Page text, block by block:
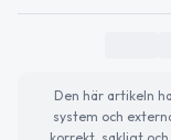
Den här artikeln
system och